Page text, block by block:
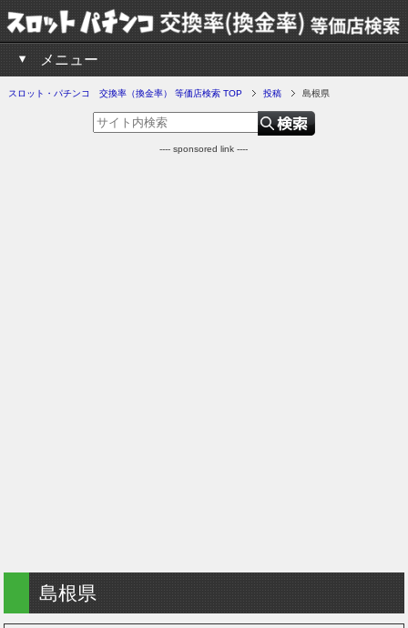
メニュー
スロット・パチンコ 交換率（換金率） 等価店検索 TOP 投稿 島根県
---- sponsored link ----
島根県